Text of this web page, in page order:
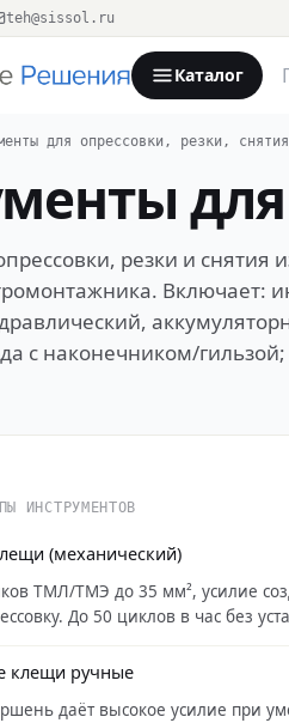
teh@sissol.ru
Каталог
для опрессовки, резки,
резки и
Включает:
с наконечником/
до 6 мм²,
инструменты
для большого
опрессовки
до 630 мм².
ИНСТРУМЕНТОВ
(механический)
ТМЛ/ТМЭ до 35 мм², усилие
До 50 циклов в час без
клещи ручные
даёт высокое усилие при